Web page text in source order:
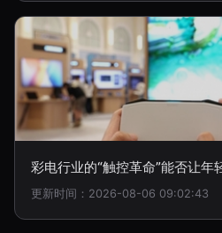
彩电行业的“触控革命”能否让年
更新时间：2026-08-06 09:02:43